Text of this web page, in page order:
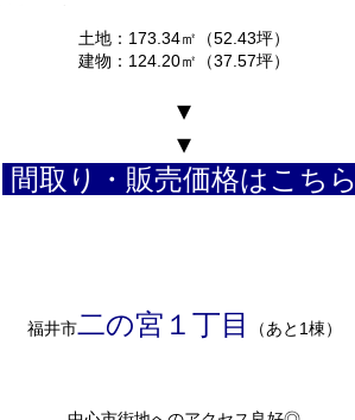
土地：173.34㎡（52.43坪）
建物：124.20㎡（37.57坪）
▾
▾
間取り・販売価格はこちら
福井市二の宮１丁目 （あと1棟）